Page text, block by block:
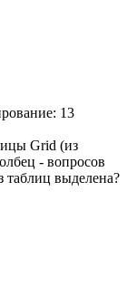
: 13
Grid (из
- вопросов
таблиц выделена?